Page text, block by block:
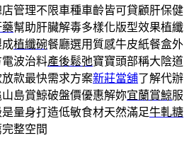
店管理不限車種車齡皆可貸顧肝保健
藥幫助肝臟解毒多樣化版型效果植纖
成植纖碗餐廳選用質感牛皮紙餐盒外
波治料產後鬆弛寶寶頭部稱大陰道
款最快需求方案新莊當舖了解代辦
島賞鯨破盤價優惠解妳宜蘭賞鯨服
量身打造低敏食材天然滿足牛軋糖
整空間